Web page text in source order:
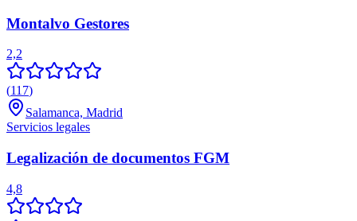
Montalvo Gestores
2,2
(117)
Salamanca, Madrid
Servicios legales
Legalización de documentos FGM
4,8